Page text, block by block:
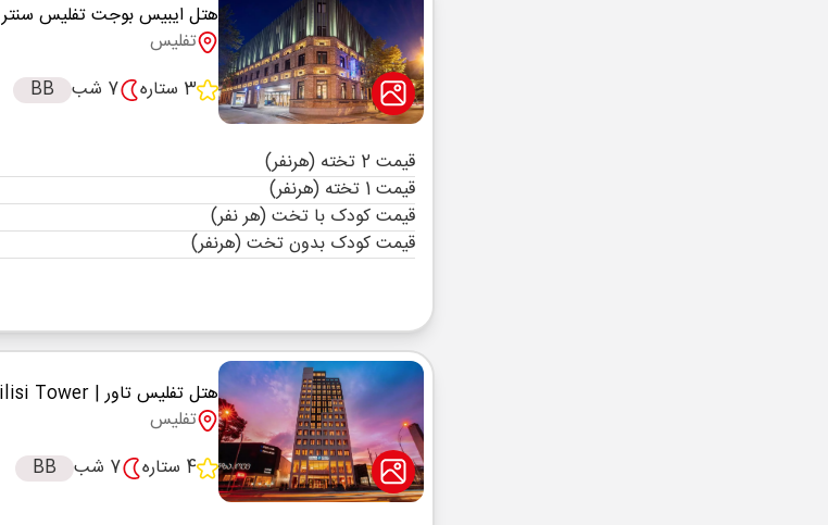
هتل ایبیس بوجت تفلیس سنتر
تفلیس
3 ستاره
7 شب BB
قیمت 2 تخته (هرنفر)
قیمت 1 تخته (هرنفر)
قیمت کودک با تخت (هر نفر)
قیمت کودک بدون تخت (هرنفر)
هتل تفلیس تاور| Hotel Tbilisi Tower
تفلیس
4 ستاره
7 شب BB